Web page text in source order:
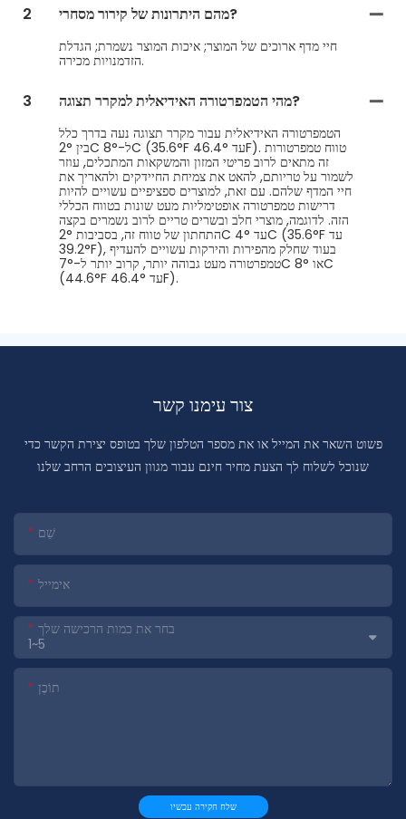
2 מהם היתרונות של קירור מסחרי?
חיי מדף ארוכים של המוצר; איכות המוצר נשמרת; הגדלת
הזדמנויות מכירה.
3 מהי הטמפרטורה האידיאלית למקרר תצוגה?
הטמפרטורה האידיאלית עבור מקרר תצוגה נעה בדרך כלל
בין 2°C ל-8°C (35.6°F עד 46.4°F). טווח טמפרטורות
זה מתאים לרוב פריטי המזון והמשקאות המתכלים, עוזר
לשמור על טריותם, להאט את צמיחת החיידקים ולהאריך את
חיי המדף שלהם. עם זאת, למוצרים ספציפיים עשויים להיות
דרישות טמפרטורה אופטימליות מעט שונות בטווח הכללי
הזה. לדוגמה, מוצרי חלב ובשרים טריים לרוב נשמרים בקצה
התחתון של טווח זה, בסביבות 2°C עד 4°C (35.6°F עד
39.2°F), בעוד שחלק מהפירות והירקות עשויים להעדיף
טמפרטורה מעט גבוהה יותר, קרוב יותר ל-7°C או 8°C
(44.6°F עד 46.4°F).
צור עימנו קשר
פשוט השאר את המייל או את מספר הטלפון שלך בטופס יצירת הקשר כדי
שנוכל לשלוח לך הצעת מחיר חינם עבור מגוון העיצובים הרחב שלנו
שֵׁם
אימייל
בחר את כמות הרכישה שלך
תוֹכֶן
שלח חקירה עכשיו